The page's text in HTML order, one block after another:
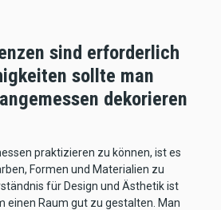
sind erforderlich
sollte man
dekorieren
praktizieren zu können, ist es
Formen und Materialien zu
für Design und Ästhetik ist
einen Raum gut zu gestalten. Man